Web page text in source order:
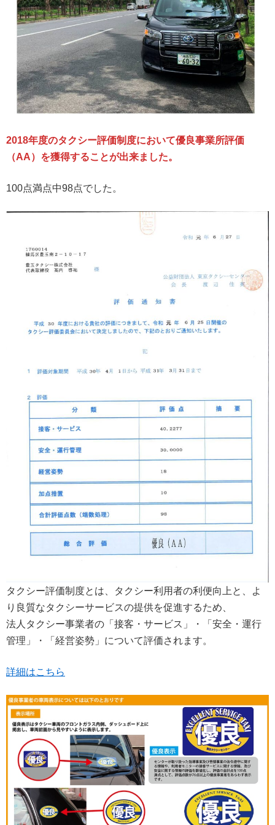
2018年度のタクシー評価制度において優良事業所評価
（AA）を獲得することが出来ました。
100点満点中98点でした。
タクシー評価制度とは、タクシー利用者の利便向上と、よ
り良質なタクシーサービスの提供を促進するため、
法人タクシー事業者の「接客・サービス」・「安全・運行
管理」・「経営姿勢」について評価されます。
詳細はこちら